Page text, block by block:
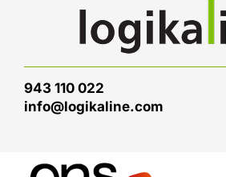
943 110 022
info@logikaline.com